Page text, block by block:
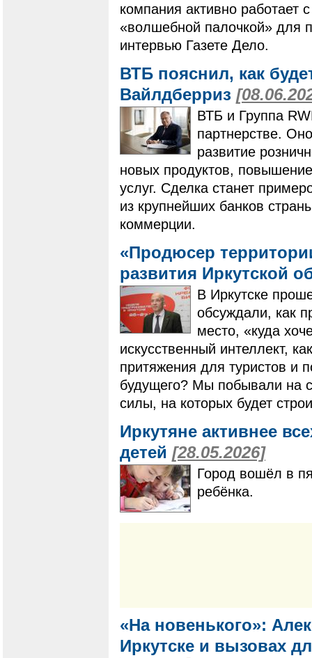
компания активно работает
«волшебной палочкой» для
интервью Газете Дело.
ВТБ пояснил, как
Вайлдберриз
ВТБ и Группа
партнерстве.
развитие
новых продуктов,
услуг. Сделка станет
из крупнейших банков
коммерции.
«Продюсер
развития Иркутской
В Иркутске
обсуждали, как
место, «куда
искусственный интеллект,
притяжения для туристов и
будущего? Мы побывали на
силы, на которых будет
Иркутяне активнее
детей [28.05.2026]
Город вошёл в
ребёнка.
«На новенького»:
Иркутске и вызовах